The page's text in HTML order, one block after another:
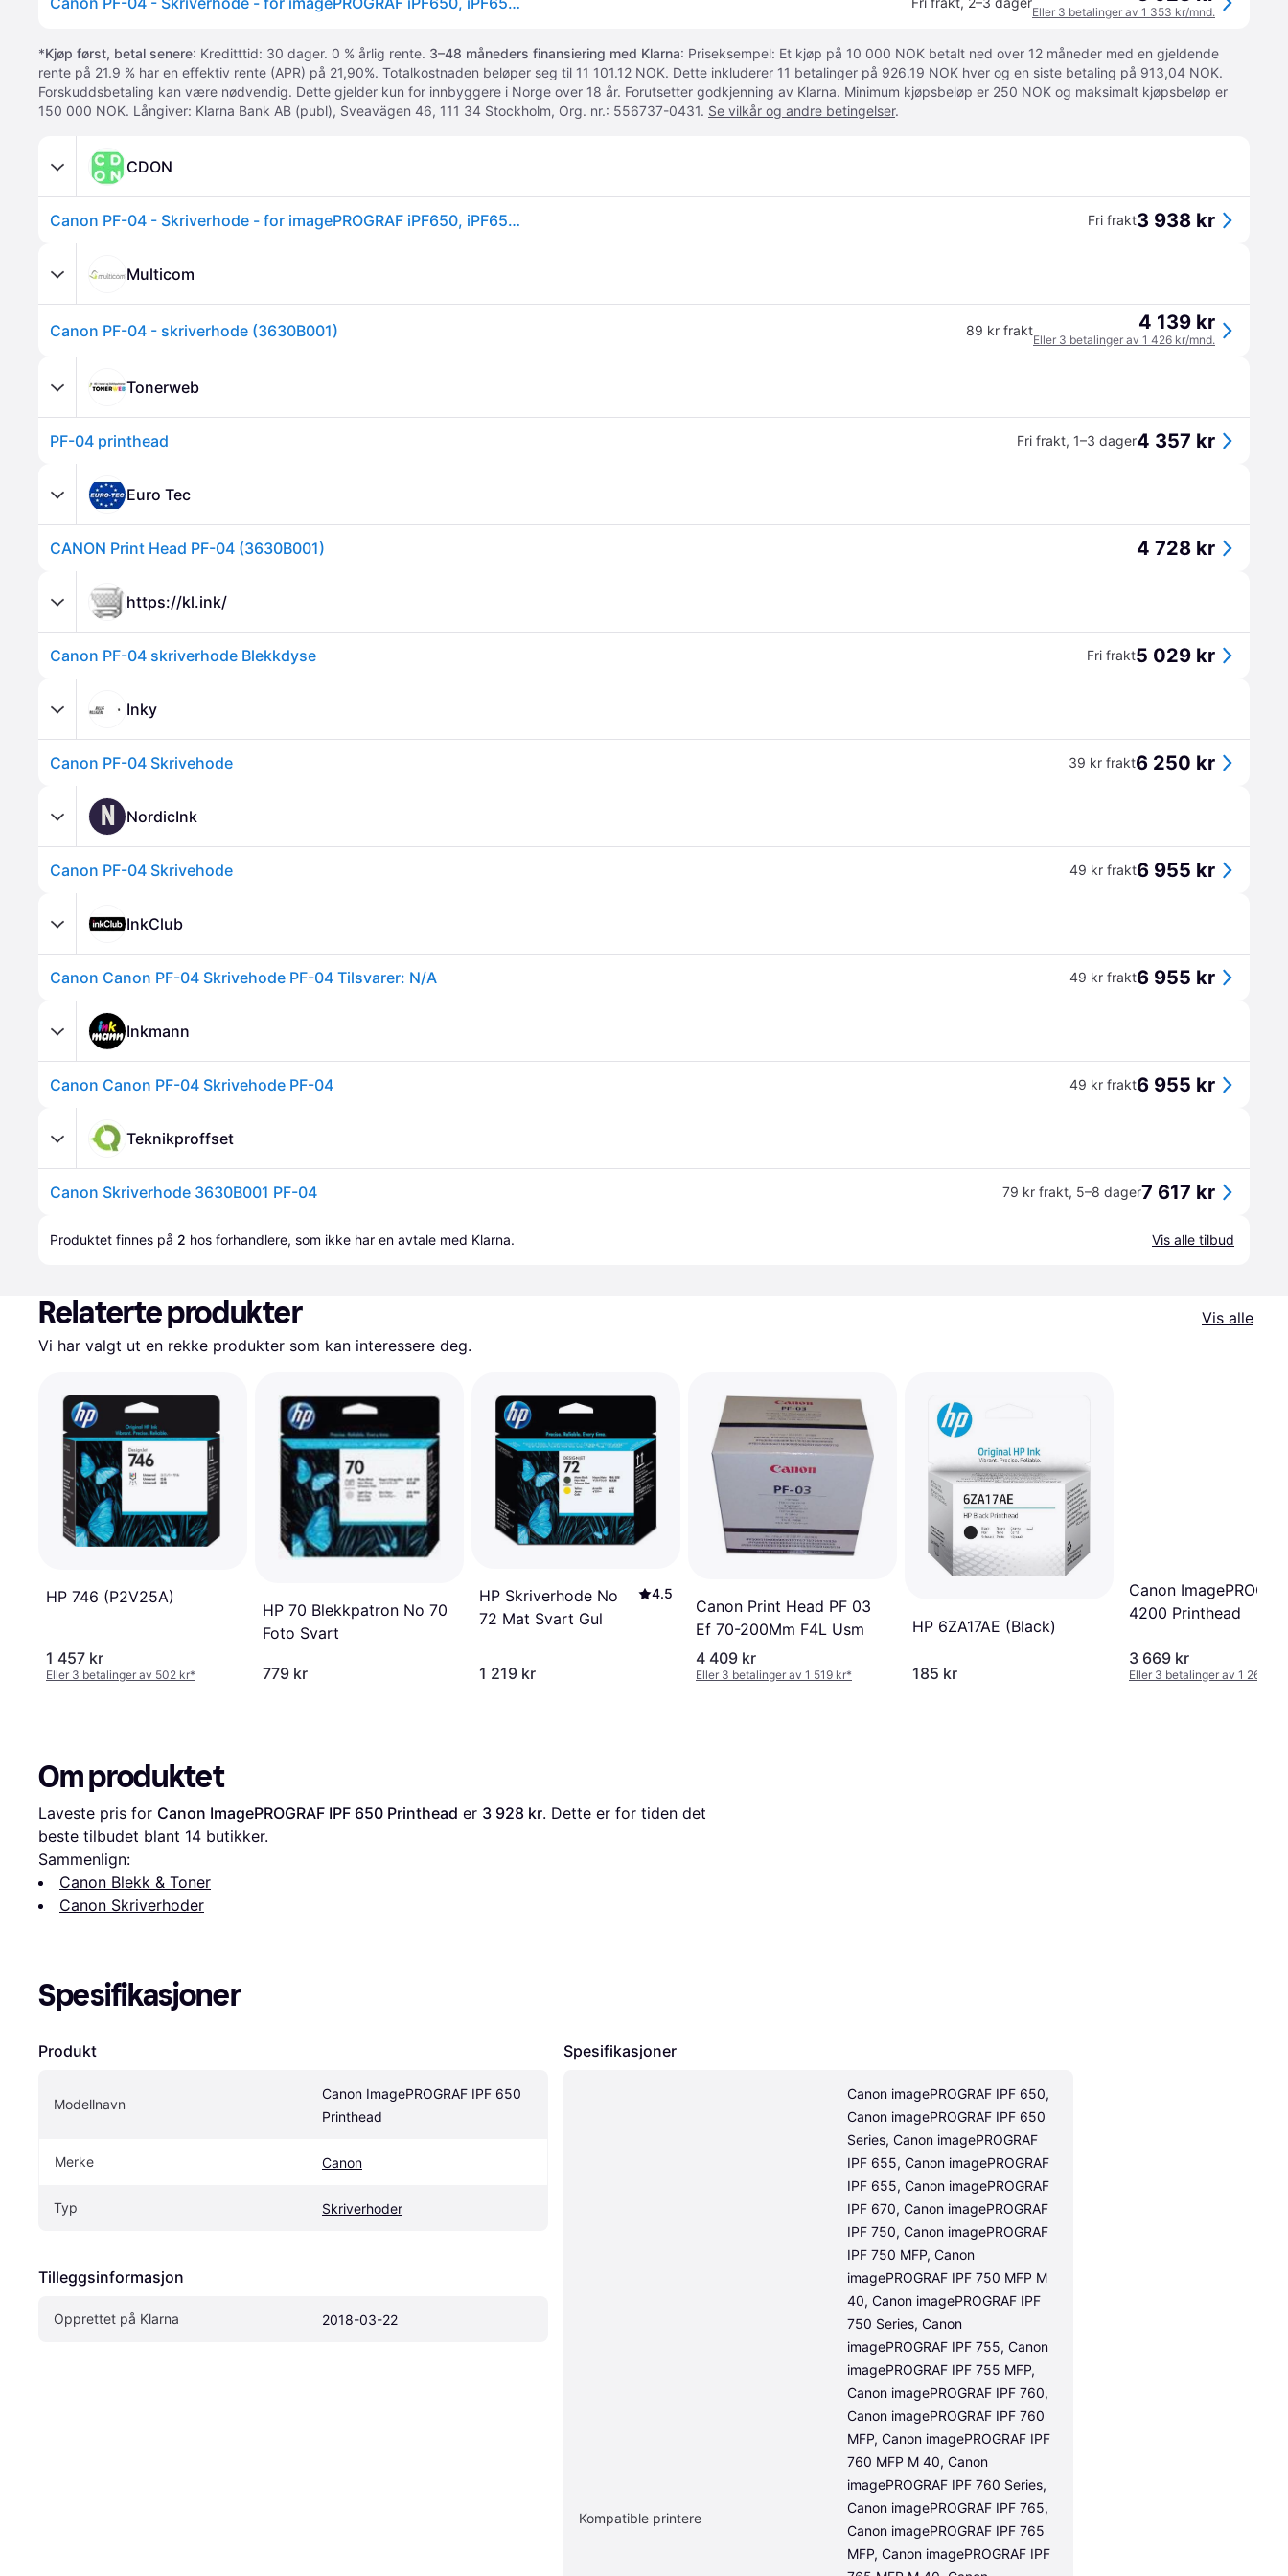
Eller 3 betalinger av 1 353 kr/mnd.
*Kjøp først, betal senere: Kreditttid: 30 dager. 0 % årlig rente. 3–48 måneders finansiering med Klarna: Priseksempel: Et kjøp på 10 000 NOK betalt ned over 12 måneder med en gjeldende
rente på 21.9 % har en effektiv rente (APR) på 21,90%. Totalkostnaden beløper seg til 11 101.12 NOK. Dette inkluderer 11 betalinger på 926.19 NOK hver og en siste betaling på 913,04 NOK.
Forskuddsbetaling kan være nødvendig. Dette gjelder kun for innbyggere i Norge over 18 år. Forutsetter godkjenning av Klarna. Minimum kjøpsbeløp er 250 NOK og maksimalt kjøpsbeløp er
150 000 NOK. Långiver: Klarna Bank AB (publ), Sveavägen 46, 111 34 Stockholm, Org. nr.: 556737-0431. Se vilkår og andre betingelser.
CDON
Canon PF-04 - Skriverhode - for imagePROGRAF iPF650, iPF655, iPF670, iPF750, iPF755, iPF770 Fri frakt3 938 kr
Multicom
Canon PF-04 - skriverhode (3630B001) 89 kr frakt 4 139 kr
Eller 3 betalinger av 1 426 kr/mnd.
Tonerweb
PF-04 printhead Fri frakt, 1–3 dager4 357 kr
Euro Tec
CANON Print Head PF-04 (3630B001) 4 728 kr
https://kl.ink/
Canon PF-04 skriverhode Blekkdyse Fri frakt5 029 kr
Inky
Canon PF-04 Skrivehode 39 kr frakt6 250 kr
N NordicInk
Canon PF-04 Skrivehode 49 kr frakt6 955 kr
InkClub
Canon Canon PF-04 Skrivehode PF-04 Tilsvarer: N/A 49 kr frakt6 955 kr
Inkmann
Canon Canon PF-04 Skrivehode PF-04 49 kr frakt6 955 kr
Teknikproffset
Canon Skriverhode 3630B001 PF-04 79 kr frakt, 5–8 dager7 617 kr
Produktet finnes på 2 hos forhandlere, som ikke har en avtale med Klarna. Vis alle tilbud
Relaterte produkter
Vis alle
Vi har valgt ut en rekke produkter som kan interessere deg.
HP 746 (P2V25A)
1 457 kr
Eller 3 betalinger av 502 kr*
HP 70 Blekkpatron No 70
Foto Svart
779 kr
HP Skriverhode No
72 Mat Svart Gul
4.5
1 219 kr
Canon Print Head PF 03
Ef 70-200Mm F4L Usm
4 409 kr
Eller 3 betalinger av 1 519 kr*
HP 6ZA17AE (Black)
185 kr
Canon
4200 Printhead
3 669 kr
Eller 3 betalinger av 1 264 kr
Om produktet
Laveste pris for Canon ImagePROGRAF IPF 650 Printhead er 3 928 kr. Dette er for tiden det
beste tilbudet blant 14 butikker.
Sammenlign:
Canon Blekk & Toner
Canon Skriverhoder
Spesifikasjoner
Produkt
Modellnavn
Canon ImagePROGRAF IPF 650
Printhead
Merke Canon
Typ Skriverhoder
Tilleggsinformasjon
Opprettet på Klarna 2018-03-22
Spesifikasjoner
Kompatible printere
Canon imagePROGRAF IPF 650,
Canon imagePROGRAF IPF 650
Series, Canon imagePROGRAF
IPF 655, Canon imagePROGRAF
IPF 655, Canon imagePROGRAF
IPF 670, Canon imagePROGRAF
IPF 750, Canon imagePROGRAF
IPF 750 MFP, Canon
imagePROGRAF IPF 750 MFP M
40, Canon imagePROGRAF IPF
750 Series, Canon
imagePROGRAF IPF 755, Canon
imagePROGRAF IPF 755 MFP,
Canon imagePROGRAF IPF 760,
Canon imagePROGRAF IPF 760
MFP, Canon imagePROGRAF IPF
760 MFP M 40, Canon
imagePROGRAF IPF 760 Series,
Canon imagePROGRAF IPF 765,
Canon imagePROGRAF IPF 765
MFP, Canon imagePROGRAF IPF